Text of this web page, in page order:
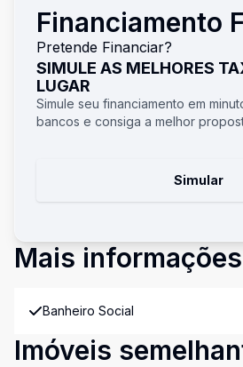
Financiamento
Pretende Financiar?
SIMULE AS MELHORES
LUGAR
Simule seu financiamento em
bancos e consiga a melhor
Simular
Mais informações
Banheiro Social
Imóveis